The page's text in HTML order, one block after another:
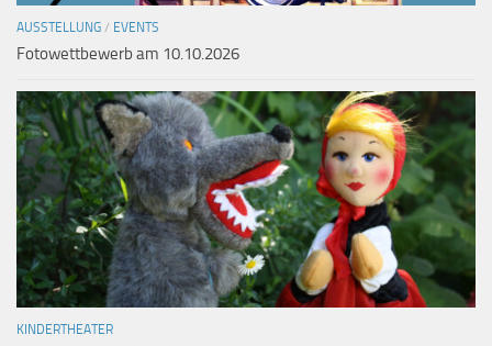
AUSSTELLUNG / EVENTS
Fotowettbewerb am 10.10.2026
KINDERTHEATER